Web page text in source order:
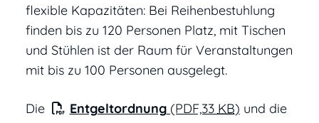
flexible Kapazitäten: Bei Reihenbestuhlung
finden bis zu 120 Personen Platz, mit Tischen
und Stühlen ist der Raum für Veranstaltungen
mit bis zu 100 Personen ausgelegt.
Die Entgeltordnung(PDF,33 KB) und die